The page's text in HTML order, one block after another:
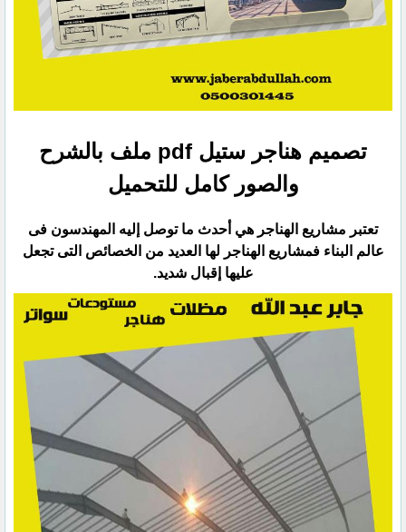
تصميم هناجر ستيل pdf ملف بالشرح
والصور كامل للتحميل
تعتبر مشاريع الهناجر هي أحدث ما توصل إليه المهندسون فى
عالم البناء فمشاريع الهناجر لها العديد من الخصائص التى ‏تجعل
عليها إقبال شديد.‏